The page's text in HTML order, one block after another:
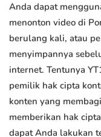
Anda dapat
menonton video di
berulang kali, atau
menyimpannya
internet. Tentunya
pemilik hak cipta
konten yang
memberikan hak
dapat Anda lakukan